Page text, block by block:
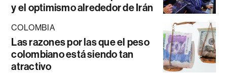
y el optimismo alrededor de Irán
COLOMBIA
Las razones por las que el peso
colombiano está siendo tan
atractivo